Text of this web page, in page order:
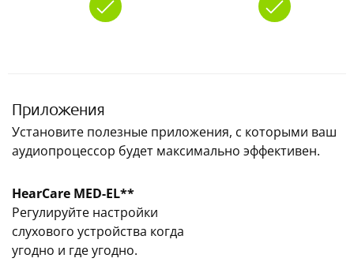
Приложения
Установите полезные приложения, с которыми ваш
аудиопроцессор будет максимально эффективен.
HearCare MED-EL**
Регулируйте настройки
слухового устройства когда
угодно и где угодно.